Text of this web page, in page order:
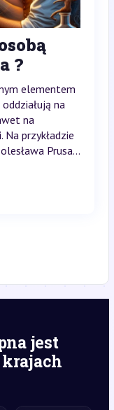
?
elementem
na
na
przykładzie
Prusa...
jest